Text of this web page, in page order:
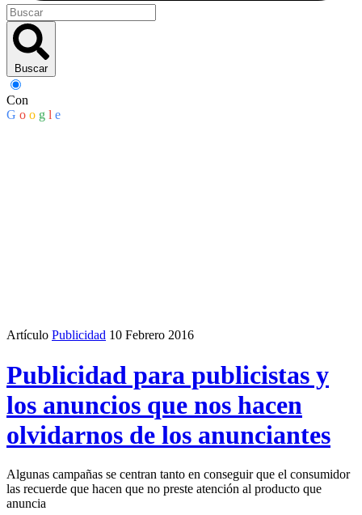
Buscar
Con
G o o g l e
Artículo Publicidad 10 Febrero 2016
Publicidad para publicistas y
los anuncios que nos hacen
olvidarnos de los anunciantes
Algunas campañas se centran tanto en conseguir que el consumidor
las recuerde que hacen que no preste atención al producto que
anuncia